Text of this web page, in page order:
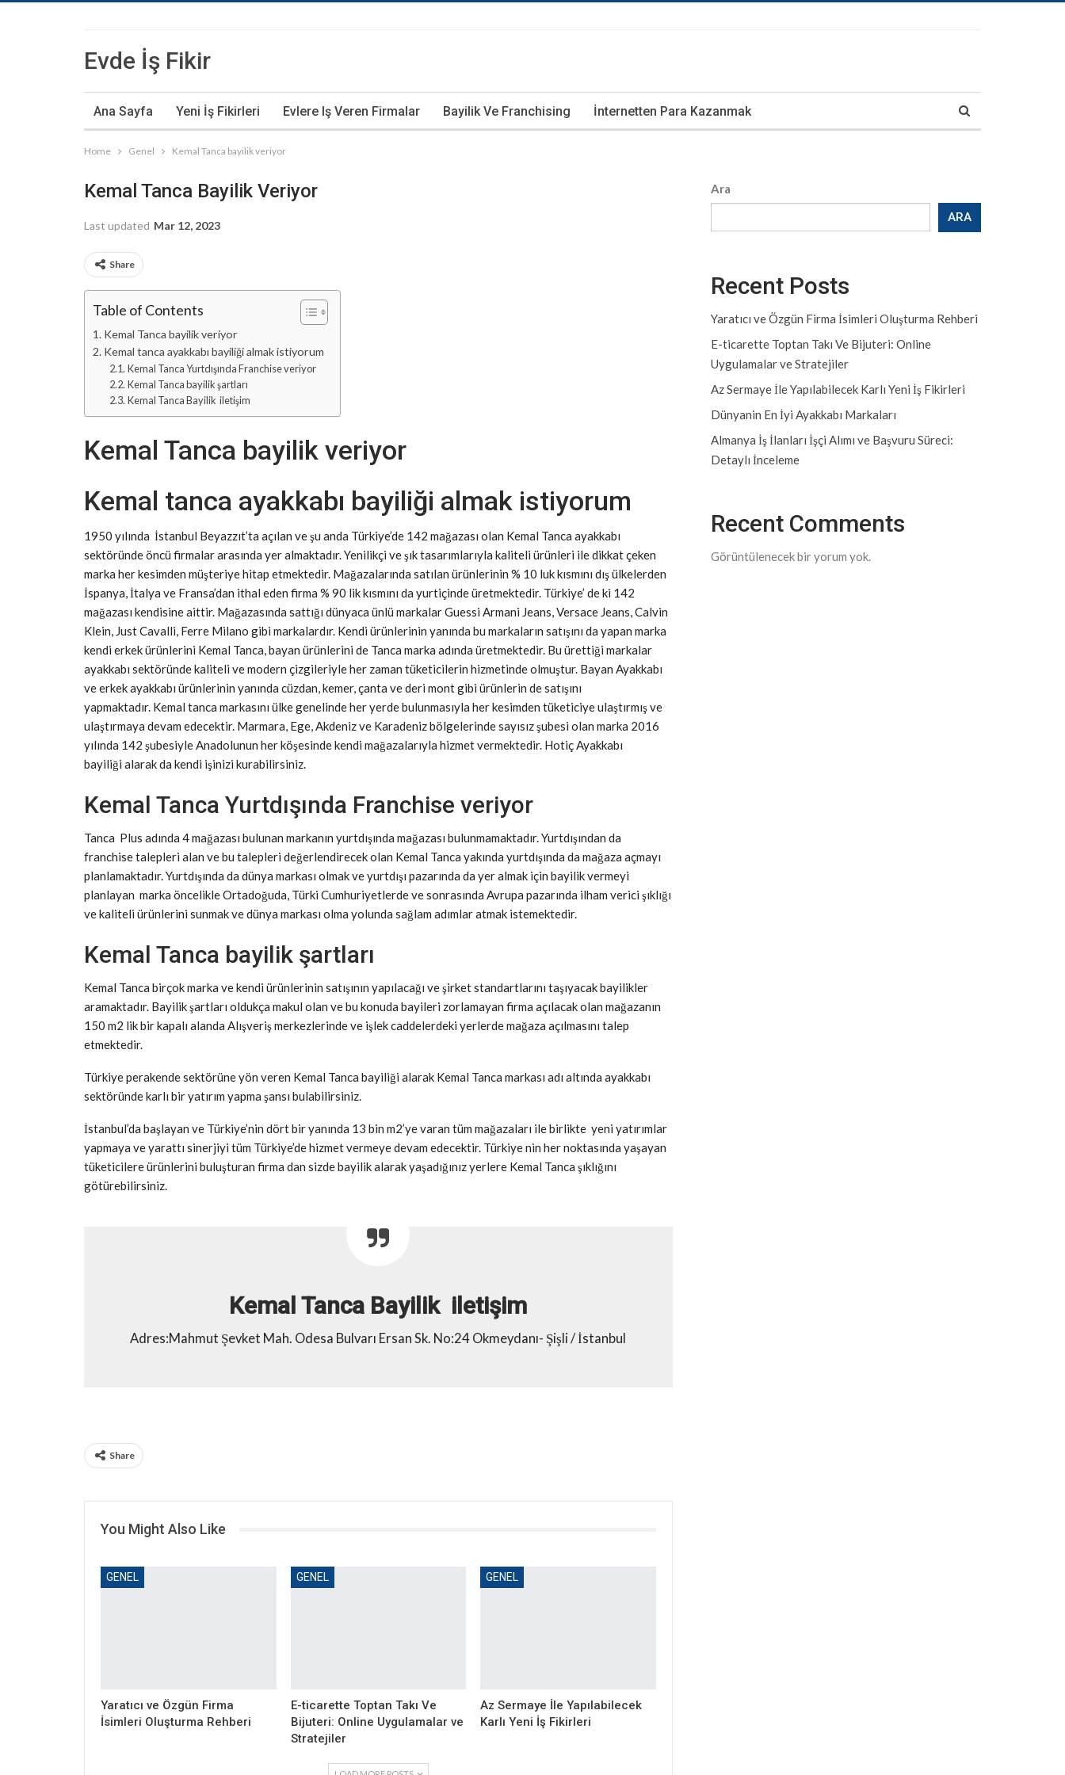
Evde İş Fikir
Ana Sayfa Yeni İş Fikirleri Evlere Iş Veren Firmalar Bayilik Ve Franchising İnternetten Para Kazanmak
Home Genel Kemal Tanca bayilik veriyor
Kemal Tanca Bayilik Veriyor
Last updated Mar 12, 2023
Share
Table of Contents
Kemal Tanca bayilik veriyor
Kemal tanca ayakkabı bayiliği almak istiyorum
Kemal Tanca Yurtdışında Franchise veriyor
Kemal Tanca bayilik şartları
Kemal Tanca Bayilik iletişim
Kemal Tanca bayilik veriyor
Kemal tanca ayakkabı bayiliği almak istiyorum
1950 yılında İstanbul Beyazzıt’ta açılan ve şu anda Türkiye’de 142 mağazası olan Kemal Tanca ayakkabı
sektöründe öncü firmalar arasında yer almaktadır. Yenilikçi ve şık tasarımlarıyla kaliteli ürünleri ile dikkat çeken
marka her kesimden müşteriye hitap etmektedir. Mağazalarında satılan ürünlerinin % 10 luk kısmını dış ülkelerden
İspanya, İtalya ve Fransa’dan ithal eden firma % 90 lik kısmını da yurtiçinde üretmektedir. Türkiye’ de ki 142
mağazası kendisine aittir. Mağazasında sattığı dünyaca ünlü markalar Guessi Armani Jeans, Versace Jeans, Calvin
Klein, Just Cavalli, Ferre Milano gibi markalardır. Kendi ürünlerinin yanında bu markaların satışını da yapan marka
kendi erkek ürünlerini Kemal Tanca, bayan ürünlerini de Tanca marka adında üretmektedir. Bu ürettiği markalar
ayakkabı sektöründe kaliteli ve modern çizgileriyle her zaman tüketicilerin hizmetinde olmuştur. Bayan Ayakkabı
ve erkek ayakkabı ürünlerinin yanında cüzdan, kemer, çanta ve deri mont gibi ürünlerin de satışını
yapmaktadır. Kemal tanca markasını ülke genelinde her yerde bulunmasıyla her kesimden tüketiciye ulaştırmış ve
ulaştırmaya devam edecektir. Marmara, Ege, Akdeniz ve Karadeniz bölgelerinde sayısız şubesi olan marka 2016
yılında 142 şubesiyle Anadolunun her köşesinde kendi mağazalarıyla hizmet vermektedir. Hotiç Ayakkabı
bayiliği alarak da kendi işinizi kurabilirsiniz.
Kemal Tanca Yurtdışında Franchise veriyor
Tanca Plus adında 4 mağazası bulunan markanın yurtdışında mağazası bulunmamaktadır. Yurtdışından da
franchise talepleri alan ve bu talepleri değerlendirecek olan Kemal Tanca yakında yurtdışında da mağaza açmayı
planlamaktadır. Yurtdışında da dünya markası olmak ve yurtdışı pazarında da yer almak için bayilik vermeyi
planlayan marka öncelikle Ortadoğuda, Türki Cumhuriyetlerde ve sonrasında Avrupa pazarında ilham verici şıklığı
ve kaliteli ürünlerini sunmak ve dünya markası olma yolunda sağlam adımlar atmak istemektedir.
Kemal Tanca bayilik şartları
Kemal Tanca birçok marka ve kendi ürünlerinin satışının yapılacağı ve şirket standartlarını taşıyacak bayilikler
aramaktadır. Bayilik şartları oldukça makul olan ve bu konuda bayileri zorlamayan firma açılacak olan mağazanın
150 m2 lik bir kapalı alanda Alışveriş merkezlerinde ve işlek caddelerdeki yerlerde mağaza açılmasını talep
etmektedir.
Türkiye perakende sektörüne yön veren Kemal Tanca bayiliği alarak Kemal Tanca markası adı altında ayakkabı
sektöründe karlı bir yatırım yapma şansı bulabilirsiniz.
İstanbul’da başlayan ve Türkiye’nin dört bir yanında 13 bin m2’ye varan tüm mağazaları ile birlikte yeni yatırımlar
yapmaya ve yarattı sinerjiyi tüm Türkiye’de hizmet vermeye devam edecektir. Türkiye nin her noktasında yaşayan
tüketicilere ürünlerini buluşturan firma dan sizde bayilik alarak yaşadığınız yerlere Kemal Tanca şıklığını
götürebilirsiniz.
Kemal Tanca Bayilik iletişim
Adres:Mahmut Şevket Mah. Odesa Bulvarı Ersan Sk. No:24 Okmeydanı- Şişli / İstanbul
Share
You Might Also Like
GENEL
Yaratıcı ve Özgün Firma
İsimleri Oluşturma Rehberi
GENEL
E-ticarette Toptan Takı Ve
Bijuteri: Online Uygulamalar ve
Stratejiler
GENEL
Az Sermaye İle Yapılabilecek
Karlı Yeni İş Fikirleri
Ara
ARA
Recent Posts
Yaratıcı ve Özgün Firma İsimleri Oluşturma Rehberi
E-ticarette Toptan Takı Ve Bijuteri: Online
Uygulamalar ve Stratejiler
Az Sermaye İle Yapılabilecek Karlı Yeni İş Fikirleri
Dünyanin En İyi Ayakkabı Markaları
Almanya İş İlanları İşçi Alımı ve Başvuru Süreci:
Detaylı İnceleme
Recent Comments
Görüntülenecek bir yorum yok.